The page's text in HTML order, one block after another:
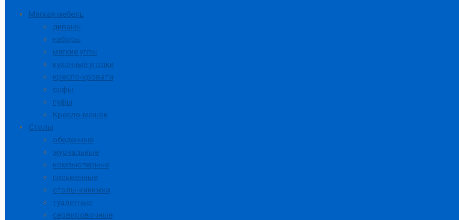
Мягкая мебель
диваны
наборы
мягкие углы
кухонные уголки
кресло-кровати
софы
пуфы
Кресло-мешок
Столы
обеденные
журнальные
компьютерные
письменные
столы-кинижки
туалетные
сервировочные